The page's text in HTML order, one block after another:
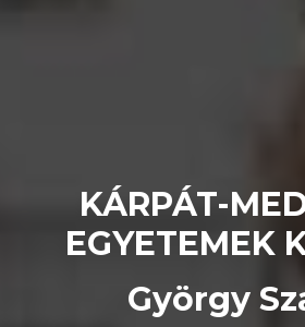
KÁRPÁT-
EGYETEMEK
György